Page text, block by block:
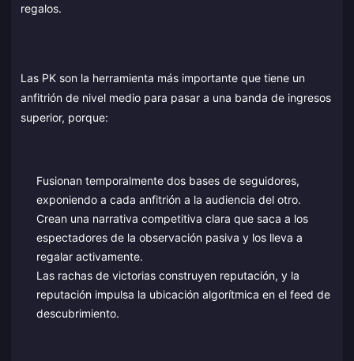
regalos.
Las PK son la herramienta más importante que tiene un
anfitrión de nivel medio para pasar a una banda de ingresos
superior, porque:
Fusionan temporalmente dos bases de seguidores,
exponiendo a cada anfitrión a la audiencia del otro.
Crean una narrativa competitiva clara que saca a los
espectadores de la observación pasiva y los lleva a
regalar activamente.
Las rachas de victorias construyen reputación, y la
reputación impulsa la ubicación algorítmica en el feed de
descubrimiento.